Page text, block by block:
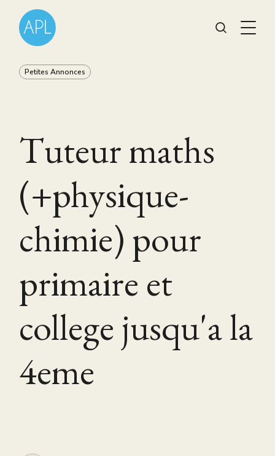
Petites Annonces
Tuteur maths
(+physique-
chimie) pour
primaire et
college jusqu'a la
4eme